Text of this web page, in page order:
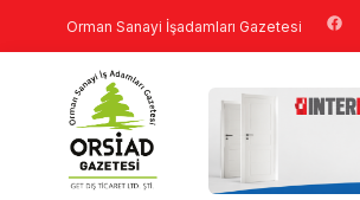
Orman Sanayi İşadamları Gazetesi